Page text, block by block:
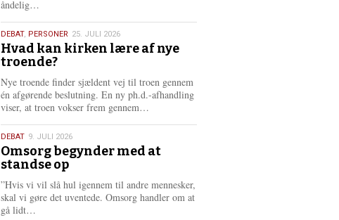
åndelig…
s
m
e
r
e
25.
juli
2026
DEBAT, PERSONER 25. JULI 2026
Hvad kan kirken lære af nye
troende?
Nye troende finder sjældent vej til troen gennem
én afgørende beslutning. En ny ph.d.-afhandling
viser, at troen vokser frem gennem…
e
e
9.
juli
2026
DEBAT 9. JULI 2026
Omsorg begynder med at
standse op
”Hvis vi vil slå hul igennem til andre mennesker,
skal vi gøre det uventede. Omsorg handler om at
gå lidt…